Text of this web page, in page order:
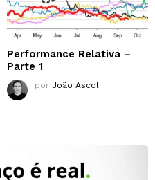
Performance Relativa –
Parte 1
por João Ascoli